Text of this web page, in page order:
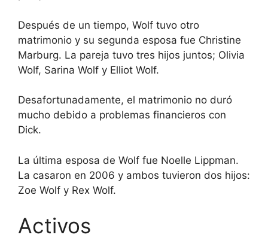
Después de un tiempo, Wolf tuvo otro
matrimonio y su segunda esposa fue Christine
Marburg. La pareja tuvo tres hijos juntos; Olivia
Wolf, Sarina Wolf y Elliot Wolf.
Desafortunadamente, el matrimonio no duró
mucho debido a problemas financieros con
Dick.
La última esposa de Wolf fue Noelle Lippman.
La casaron en 2006 y ambos tuvieron dos hijos:
Zoe Wolf y Rex Wolf.
Activos